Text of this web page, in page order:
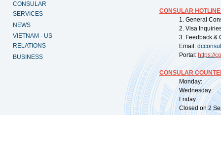
CONSULAR
SERVICES
NEWS
VIETNAM - US
RELATIONS
BUSINESS
CONSULAR
1. General
2. Visa
3. Feedback &
Email:
Portal: https://
CONSULAR
Monday:
Wednesday:
Friday:
Closed on 2